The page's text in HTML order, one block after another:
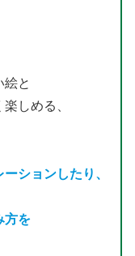
絵と
しめる、
ションしたり、
方を